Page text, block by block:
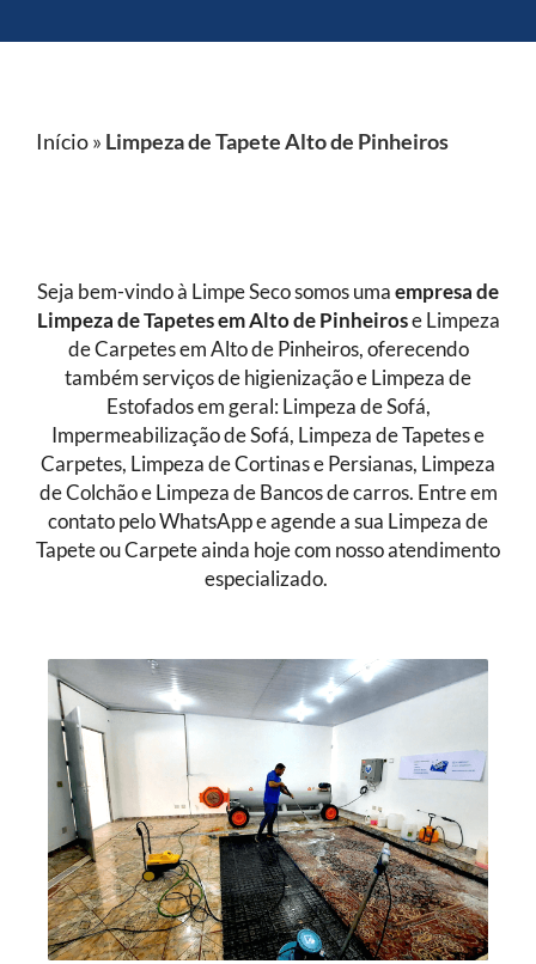
Início» Limpeza de Tapete Alto de Pinheiros
Seja bem-vindo à Limpe Seco somos uma empresa de
Limpeza de Tapetesem Alto de Pinheirose Limpeza
de Carpetes em Alto de Pinheiros, oferecendo
também serviços de higienização e Limpeza de
Estofados em geral: Limpeza de Sofá,
Impermeabilização de Sofá, Limpeza de Tapetes e
Carpetes, Limpeza de Cortinas e Persianas, Limpeza
de Colchão e Limpeza de Bancos de carros. Entre em
contato pelo WhatsApp e agende a sua Limpeza de
Tapete ou Carpete ainda hoje com nosso atendimento
especializado.